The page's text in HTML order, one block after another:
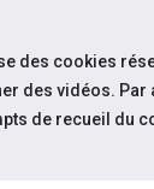
des cookies
des vidéos.
de recueil du